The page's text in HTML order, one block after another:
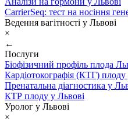
CarrierSeq: тест на носіння
Ведення вагітності у Львові
×
←
Послуги
Біофізичний профіль плода
Кардіотокографія (КТГ) плоду
Пренатальна діагностика у
КТР плоду у Львові
Уролог у Львові
×